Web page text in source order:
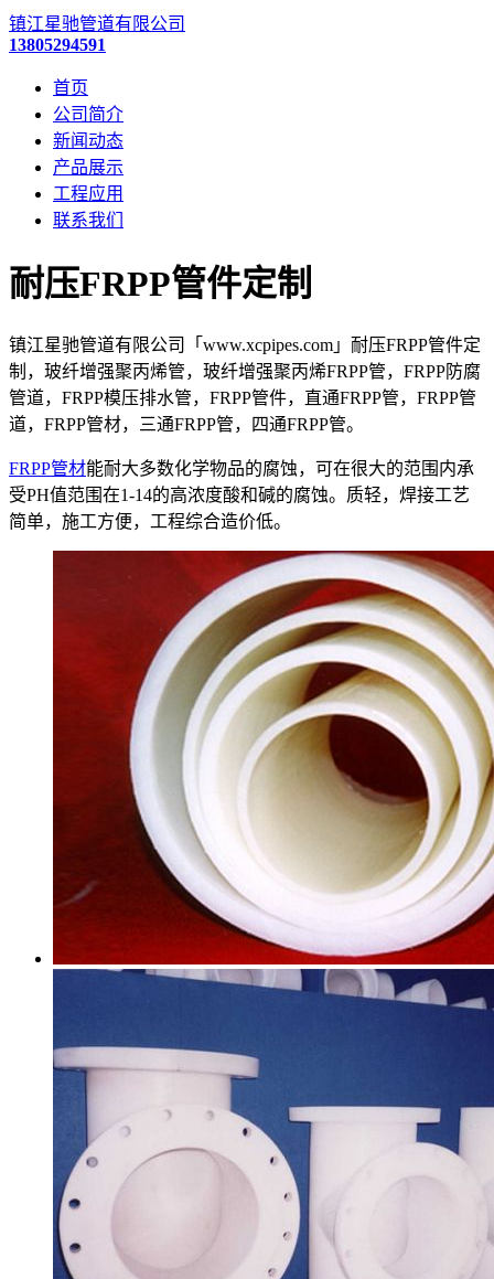
镇江星驰管道有限公司
13805294591
首页
公司简介
新闻动态
产品展示
工程应用
联系我们
耐压FRPP管件定制
镇江星驰管道有限公司「www.xcpipes.com」耐压FRPP管件定
制，玻纤增强聚丙烯管，玻纤增强聚丙烯FRPP管，FRPP防腐
管道，FRPP模压排水管，FRPP管件，直通FRPP管，FRPP管
道，FRPP管材，三通FRPP管，四通FRPP管。
FRPP管材能耐大多数化学物品的腐蚀，可在很大的范围内承
受PH值范围在1-14的高浓度酸和碱的腐蚀。质轻，焊接工艺
简单，施工方便，工程综合造价低。